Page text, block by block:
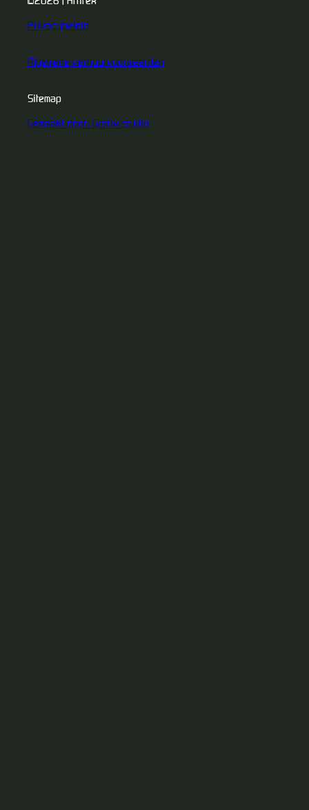
Privacybeleid
Algemene verhuurvoorwaarden
Sitemap
Gemaakt door: Grafix studio